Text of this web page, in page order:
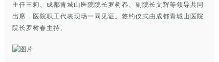
主任王莉、成都青城山医院院长罗树春、副院长文辉等领导共同
出席，医院职工代表现场一同见证。签约仪式由成都青城山医院
院长罗树春主持。